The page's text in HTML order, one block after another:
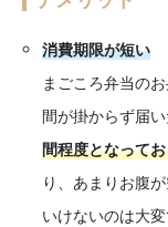
消費期限が短い
まごころ弁当の
間が掛からず届
間程度となって
り、あまりお腹
いけないのは大